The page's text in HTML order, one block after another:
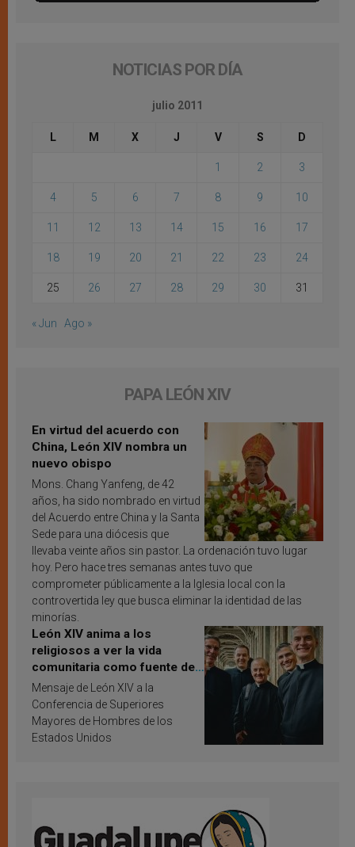
NOTICIAS POR DÍA
julio 2011
L M X J V S D
1 2 3
4 5 6 7 8 9 10
11 12 13 14 15 16 17
18 19 20 21 22 23 24
25 26 27 28 29 30 31
« Jun Ago »
PAPA LEÓN XIV
En virtud del acuerdo con
China, León XIV nombra un
nuevo obispo
Mons. Chang Yanfeng, de 42
años, ha sido nombrado en virtud
del Acuerdo entre China y la Santa
Sede para una diócesis que
llevaba veinte años sin pastor. La ordenación tuvo lugar
hoy. Pero hace tres semanas antes tuvo que
comprometer públicamente a la Iglesia local con la
controvertida ley que busca eliminar la identidad de las
minorías.
León XIV anima a los
religiosos a ver la vida
comunitaria como fuente de
inspiración y santificación
Mensaje de León XIV a la
Conferencia de Superiores
Mayores de Hombres de los
Estados Unidos